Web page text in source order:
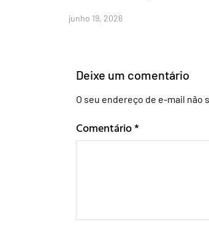
junho 19, 2026
Deixe um comentário
O seu endereço de e-mail não
Comentário*